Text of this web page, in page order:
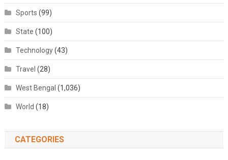
Sports (99)
State (100)
Technology(43)
Travel (28)
West Bengal (1,036)
World (18)
CATEGORIES